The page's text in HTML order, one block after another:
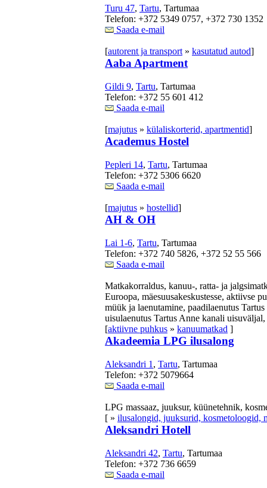
Turu 47, Tartu, Tartumaa
Telefon: +372 5349 0757, +372 730 1352
Saada e-mail
[autorent ja transport» kasutatud autod]
Aaba Apartment
Gildi 9, Tartu, Tartumaa
Telefon: +372 55 601 412
Saada e-mail
[majutus » külaliskorterid, apartmentid]
Academus Hostel
Pepleri 14, Tartu, Tartumaa
Telefon: +372 5306 6620
Saada e-mail
[majutus » hostellid]
AH & OH
Lai 1-6, Tartu, Tartumaa
Telefon: +372 740 5826, +372 52 55 566
Saada e-mail
Matkakorraldus, kanuu-, ratta- ja
Euroopa, mäesuusakeskustesse, aktiivse
müük ja laenutamine, paadilaenutus
uisulaenutus Tartus Anne kanali
[aktiivne puhkus » kanuumatkad ]
Akadeemia LPG ilusalong
Aleksandri 1 , Tartu, Tartumaa
Telefon: +372 5079664
Saada e-mail
LPG massaaz, juuksur, küünetehnik,
[ » ilusalongid, juuksurid, kosmetoloogid,
Aleksandri Hotell
Aleksandri 42, Tartu, Tartumaa
Telefon: +372 736 6659
Saada e-mail